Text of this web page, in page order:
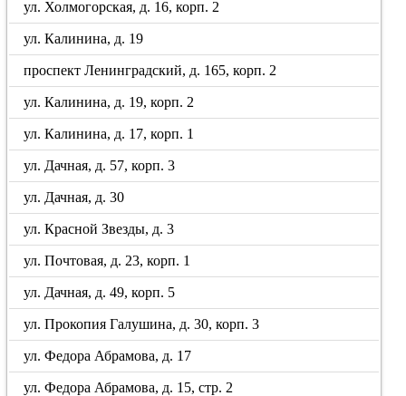
ул. Холмогорская, д. 16, корп. 2
ул. Калинина, д. 19
проспект Ленинградский, д. 165, корп. 2
ул. Калинина, д. 19, корп. 2
ул. Калинина, д. 17, корп. 1
ул. Дачная, д. 57, корп. 3
ул. Дачная, д. 30
ул. Красной Звезды, д. 3
ул. Почтовая, д. 23, корп. 1
ул. Дачная, д. 49, корп. 5
ул. Прокопия Галушина, д. 30, корп. 3
ул. Федора Абрамова, д. 17
ул. Федора Абрамова, д. 15, стр. 2